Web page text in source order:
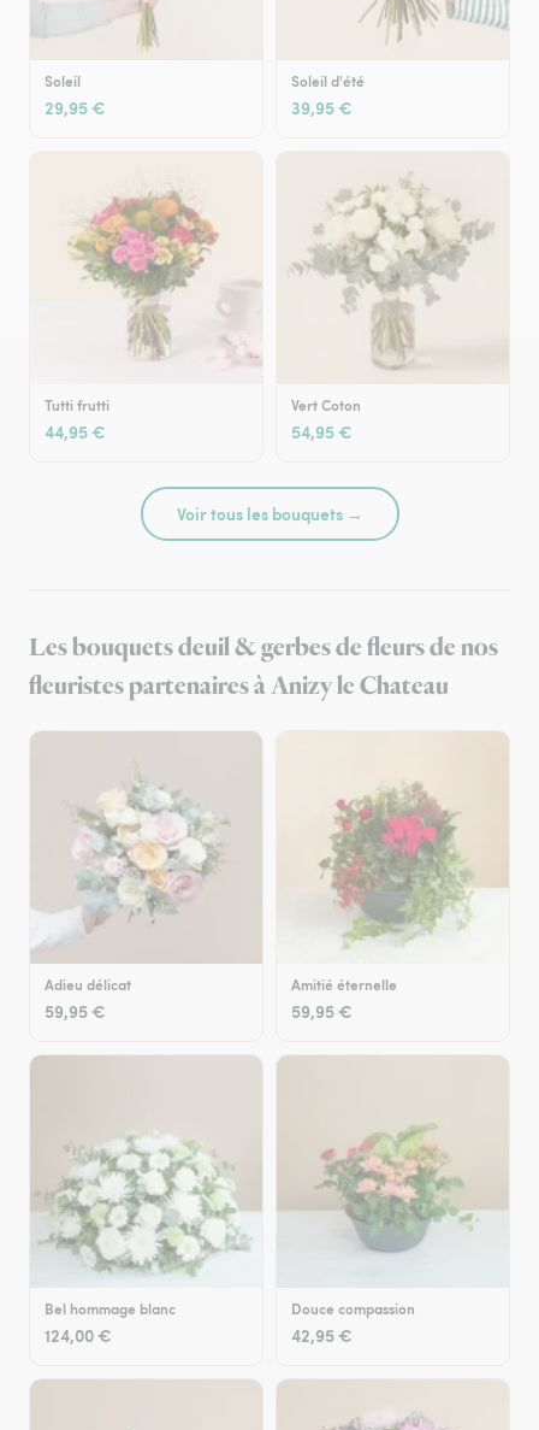
Soleil
29,95 €
Soleil d'été
39,95 €
Tutti frutti
44,95 €
Vert Coton
54,95 €
Voir tous les bouquets →
Les bouquets deuil & gerbes de fleurs de nos
fleuristes partenaires à Anizy le Chateau
Adieu délicat
59,95 €
Amitié éternelle
59,95 €
Bel hommage blanc
124,00 €
Douce compassion
42,95 €